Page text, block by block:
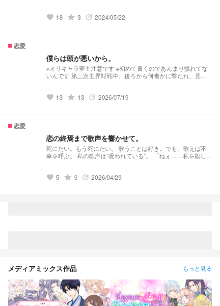
ると信じて疑うことなく生きてきたルリアと破天荒な性格で問
れた天界とルリアとハルエの人生の行方を辿った、清浄庭の中
でも力を持つ計10名の神々と天使そして世界の運命の行方を追
う逆襲＆新世界創造恋愛ファンタジー＿＿＿
favorite 18 grade 3 update 2024/05/22
恋愛
僕らは頭が悪いから。
※オリキャラ夢主注意です ※初めて書くのであんまり慣れてな
いんです 第三次世界対戦中。後ろから何者かに撃たれ、見知
に居座る主人公だったが、それが最大の過ちだったのか。それ
favorite 13 grade 13 update 2026/07/19
恋愛
恋の終焉まで歌声を響かせて。
死にたい。もう死にたい。 歌うことは好き。でも、歌えば不
幸を呼ぶ。 私の歌声は“呪われている”。 「ねぇ……私を殺し
うで短い恋物語。
favorite 5 grade 9 update 2026/04/29
メディアミックス作品 もっと見る